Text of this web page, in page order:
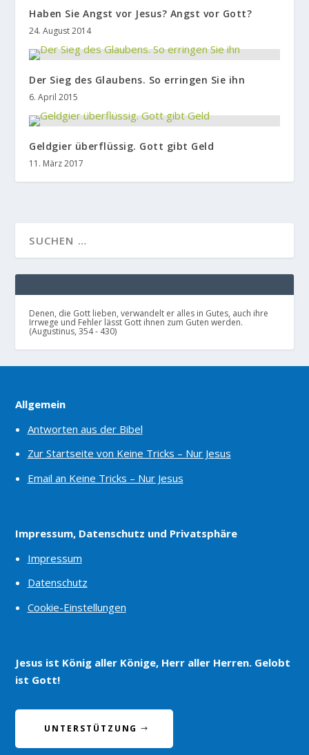
Haben Sie Angst vor Jesus? Angst vor Gott?
24. August 2014
Der Sieg des Glaubens. So erringen Sie ihn
6. April 2015
Geldgier überflüssig. Gott gibt Geld
11. März 2017
Denen, die Gott lieben, verwandelt er alles in Gutes, auch ihre
Irrwege und Fehler lässt Gott ihnen zum Guten werden.
(Augustinus, 354 - 430)
Allgemein
Antworten aus der Bibel
Zur Startseite von Keine Tricks – Nur Jesus
Email an Keine Tricks – Nur Jesus
Impressum, Datenschutz und Privatsphäre
Impressum
Datenschutz
Cookie-Einstellungen
Jesus ist König aller Könige, Herr aller Herren. Gelobt
ist Gott!
UNTERSTÜTZUNG